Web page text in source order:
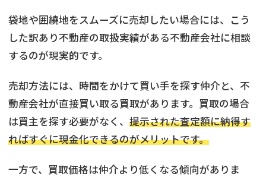
袋地や囲繞地をスムーズに売却したい場合には、こう
した訳あり不動産の取扱実績がある不動産会社に相談
するのが現実的です。
売却方法には、時間をかけて買い手を探す仲介と、不
動産会社が直接買い取る買取があります。買取の場合
は買主を探す必要がなく、 提示された査定額に納得す
ればすぐに現金化できるのがメリットです。
一方で、買取価格は仲介より低くなる傾向がありま